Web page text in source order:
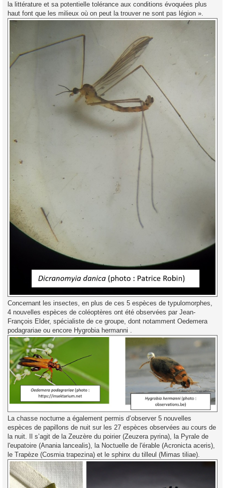
la littérature et sa potentielle tolérance aux conditions évoquées plus
haut font que les milieux où on peut la trouver ne sont pas légion ».
Concernant les insectes, en plus de ces 5 espèces de typulomorphes,
4 nouvelles espèces de coléoptères ont été observées par Jean-
François Elder, spécialiste de ce groupe, dont notamment Oedemera
podagrariae ou encore Hygrobia hermanni .
La chasse nocturne a également permis d’observer 5 nouvelles
espèces de papillons de nuit sur les 27 espèces observées au cours de
la nuit. Il s’agit de la Zeuzère du poirier (Zeuzera pyrina), la Pyrale de
l'eupatoire (Anania lancealis), la Noctuelle de l'érable (Acronicta aceris),
le Trapèze (Cosmia trapezina) et le sphinx du tilleul (Mimas tiliae).